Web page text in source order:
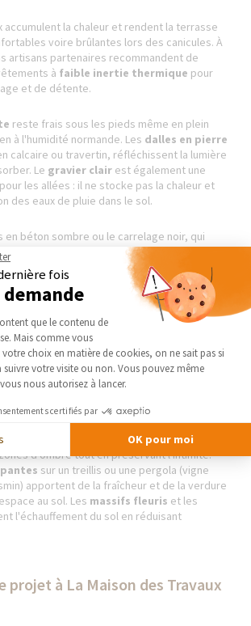
accumulent la chaleur et rendent la terrasse
voire brûlantes lors des canicules. À
artisans partenaires recommandent de
à faible inertie thermique pour
et de détente.
reste frais sous les pieds même en plein
à l'humidité normande. Les dalles en pierre
calcaire ou travertin, réfléchissent la lumière
Le gravier clair est également une
les allées : il ne stocke pas la chaleur et
des eaux de pluie dans le sol.
en béton sombre ou le carrelage noir, qui
et restituent des températures très
rafraîchir naturellement
un rôle essentiel dans la régulation thermique
crée un microclimat plus frais
des feuilles - un phénomène naturel
ambiante de plusieurs degrés.
(laurier, photinia, bambou) créent des
d'ombre tout en préservant l'intimité.
sur un treillis ou une pergola (vigne
apportent de la fraîcheur et de la verdure
au sol. Les massifs fleuris et les
l'échauffement du sol en réduisant
projet à La Maison des Travaux
fois
Gestion du
que le contenu de
Mais comme vous
choix en matière de cookies, on ne sait pas si
votre visite ou non. Vous pouvez même
nous autorisez à lancer.
certifiés par
OK pour moi
Axeptio consent